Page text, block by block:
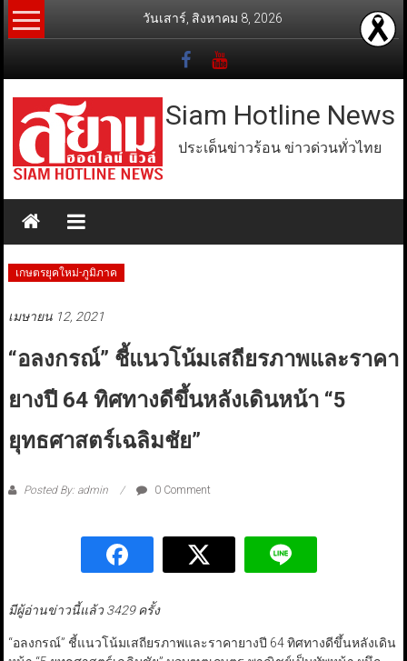
Skip
to
วันเสาร์, สิงหาคม 8, 2026
Siam Hotline News
ประเด็นข่าวร้อน ข่าวด่วนทั่วไทย
เกษตรยุคใหม่-ภูมิภาค
เมษายน 12, 2021
“อลงกรณ์” ชี้แนวโน้มเสถียรภาพและราคา
ยางปี 64 ทิศทางดีขึ้นหลังเดินหน้า “5
ยุทธศาสตร์เฉลิมชัย”
Posted By: admin 0 Comment
มีผู้อ่านข่าวนี้แล้ว 3429 ครั้ง
“อลงกรณ์” ชี้แนวโน้มเสถียรภาพและราคายางปี 64 ทิศทางดีขึ้นหลังเดิน